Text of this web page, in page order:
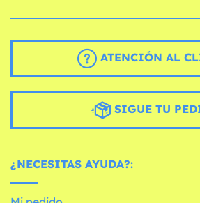
ATENCIÓN AL
SIGUE TU
¿NECESITAS AYUDA?: